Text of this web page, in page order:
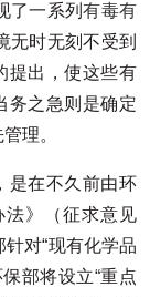
了一系列有毒有
无时无刻不受到
提出，使这些有
务之急则是确定
理。
是在不久前由环
》（征求意见
对“现有化学品
部将设立“重点